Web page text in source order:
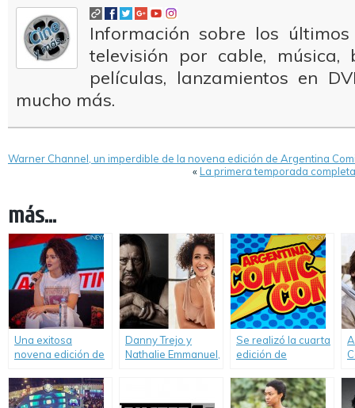
Información sobre los
televisión por cable, música,
películas, lanzamientos en
mucho más.
Warner Channel, un imperdible de la novena edición de Argentina
«La primera temporada
más...
Una exitosa
novena edición de
Con.
Danny Trejo y
Nathalie Emmanuel,
Se realizó la cuarta
edición de
Con.